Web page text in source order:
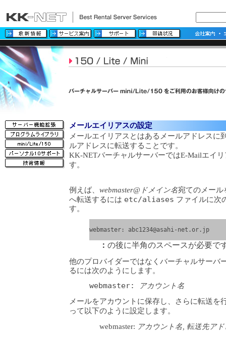
メールエイリアスの設定
メールエイリアスとはあるメールアドレスに
ルアドレスに転送することです。
KK-NETバーチャルサーバーではE-Mailエイ
す。
例えば、 webmaster@ドメイン名宛てのメール
へ転送するには etc/aliases ファイルに次
す。
webmaster: abc1234@asahi-net.or.jp
： の後に半角のスペースが必要で
他のプロバイダーではなくバーチャルサーバ
るには次のようにします。
webmaster:
アカウント名
メールをアカウントに保存し、さらに転送を
って以下のように設定します。
webmaster: アカウント名, 転送先ア